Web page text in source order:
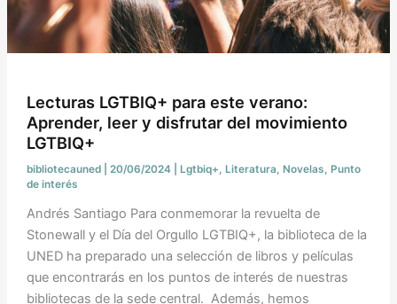
Lecturas LGTBIQ+ para este verano:
Aprender, leer y disfrutar del movimiento
LGTBIQ+
bibliotecauned 20/06/2024 Lgtbiq+, Literatura, Novelas, Punto
de interés
Andrés Santiago Para conmemorar la revuelta de
Stonewall y el Día del Orgullo LGTBIQ+, la biblioteca de la
UNED ha preparado una selección de libros y películas
que encontrarás en los puntos de interés de nuestras
bibliotecas de la sede central. Además, hemos